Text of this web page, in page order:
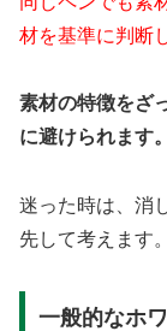
材を基準に判断
素材の特徴をざ
に避けられます。
迷った時は、消
先して考えます。
一般的なホ